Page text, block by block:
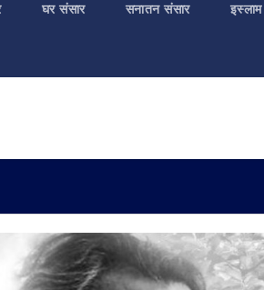
घर संसार सनातन संसार इस्लाम